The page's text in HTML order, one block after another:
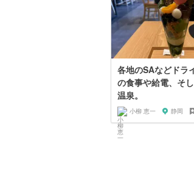
各地のSAなどドラ
の食事や給電、そ
温泉。
小柳 恵一 静岡